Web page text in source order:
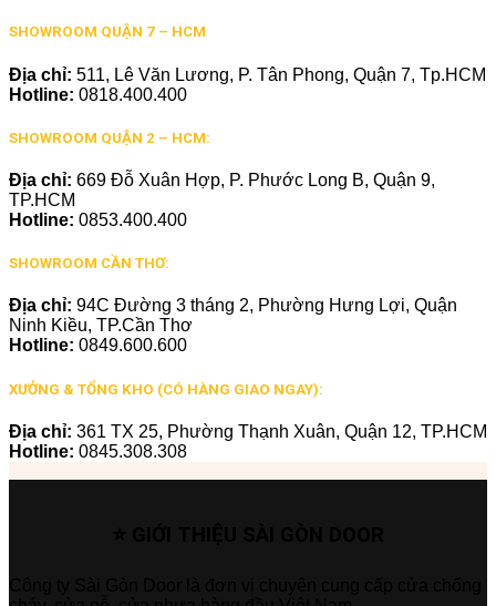
SHOWROOM QUẬN 7 – HCM
Địa chỉ: 511, Lê Văn Lương, P. Tân Phong, Quận 7, Tp.HCM
Hotline: 0818.400.400
SHOWROOM QUẬN 2 – HCM:
Địa chỉ: 669 Đỗ Xuân Hợp, P. Phước Long B, Quận 9,
TP.HCM
Hotline: 0853.400.400
SHOWROOM CẦN THƠ:
Địa chỉ: 94C Đường 3 tháng 2, Phường Hưng Lợi, Quận
Ninh Kiều, TP.Cần Thơ
Hotline: 0849.600.600
XƯỞNG & TỔNG KHO (CÓ HÀNG GIAO NGAY):
Địa chỉ: 361 TX 25, Phường Thạnh Xuân, Quận 12, TP.HCM
Hotline: 0845.308.308